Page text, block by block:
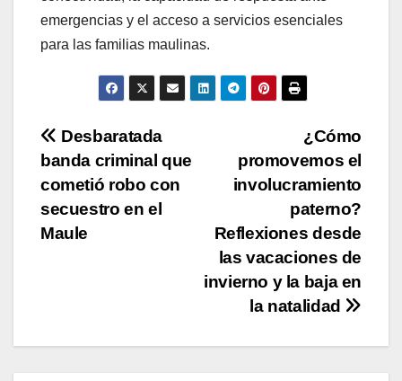
emergencias y el acceso a servicios esenciales
para las familias maulinas.
Navegación
de
entradas
¿Cómo
promovemos el
involucramiento
paterno?
Reflexiones desde
las vacaciones de
invierno y la baja en
la natalidad
Desbaratada
banda criminal que
cometió robo con
secuestro en el
Maule